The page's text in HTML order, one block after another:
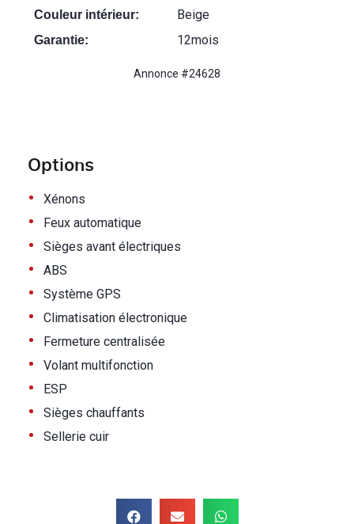
Options
• Xénons
• Feux automatique
• Sièges avant électriques
• ABS
• Système GPS
• Climatisation électronique
• Fermeture centralisée
• Volant multifonction
• ESP
• Sièges chauffants
• Sellerie cuir
Couleur intérieur: Beige
Garantie: 12mois
Annonce #24628